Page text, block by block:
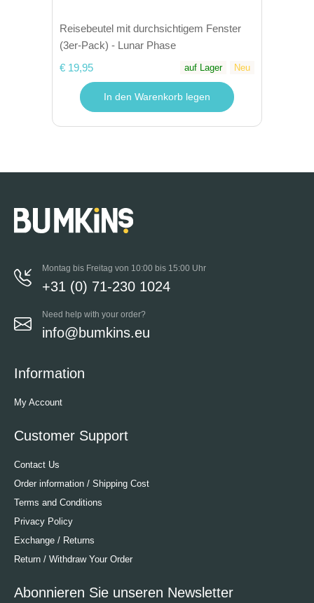
Reisebeutel mit durchsichtigem Fenster
(3er-Pack) - Lunar Phase
€ 19,95
auf Lager Neu
In den Warenkorb legen
Montag bis Freitag von 10:00 bis 15:00 Uhr
+31 (0) 71-230 1024
Need help with your order?
info@bumkins.eu
Information
My Account
Customer Support
Contact Us
Order information / Shipping Cost
Terms and Conditions
Privacy Policy
Exchange / Returns
Return / Withdraw Your Order
Abonnieren Sie unseren Newsletter